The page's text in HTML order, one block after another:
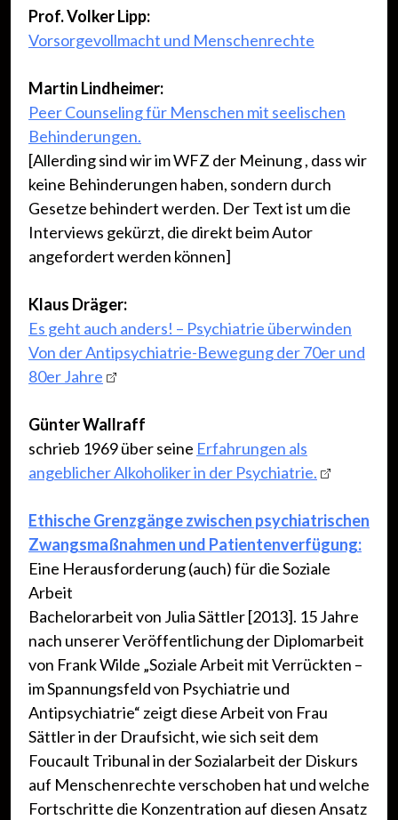
Prof. Volker Lipp:
Vorsorgevollmacht und Menschenrechte
Martin Lindheimer:
Peer Counseling für Menschen mit seelischen
Behinderungen.
[Allerding sind wir im WFZ der Meinung , dass wir
keine Behinderungen haben, sondern durch
Gesetze behindert werden. Der Text ist um die
Interviews gekürzt, die direkt beim Autor
angefordert werden können]
Klaus Dräger:
Es geht auch anders! – Psychiatrie überwinden
Von der Antipsychiatrie-Bewegung der 70er und
80er Jahre
Günter Wallraff
schrieb 1969 über seine Erfahrungen als
angeblicher Alkoholiker in der Psychiatrie.
Ethische Grenzgänge zwischen psychiatrischen
Zwangsmaßnahmen und Patientenverfügung:
Eine Herausforderung (auch) für die Soziale
Arbeit
Bachelorarbeit von Julia Sättler [2013]. 15 Jahre
nach unserer Veröffentlichung der Diplomarbeit
von Frank Wilde „Soziale Arbeit mit Verrückten –
im Spannungsfeld von Psychiatrie und
Antipsychiatrie“ zeigt diese Arbeit von Frau
Sättler in der Draufsicht, wie sich seit dem
Foucault Tribunal in der Sozialarbeit der Diskurs
auf Menschenrechte verschoben hat und welche
Fortschritte die Konzentration auf diesen Ansatz